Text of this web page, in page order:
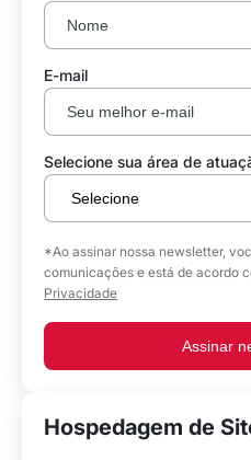
E-mail
Selecione sua área de
*Ao assinar nossa newsletter,
comunicações e está de acordo
Privacidade
Assinar
Hospedagem de